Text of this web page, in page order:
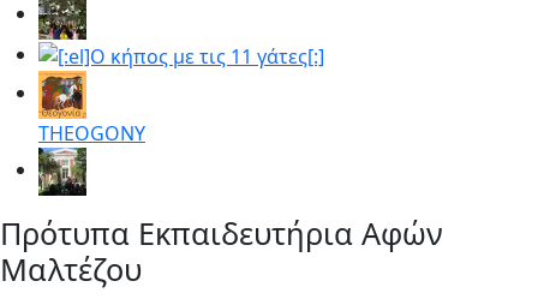
THEOGONY
Πρότυπα Εκπαιδευτήρια Αφών
Μαλτέζου